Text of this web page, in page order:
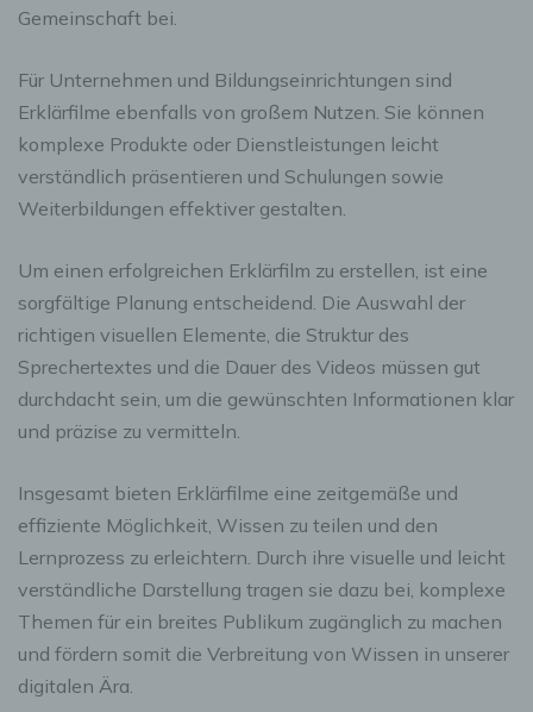
Gemeinschaft bei.
Für Unternehmen und Bildungseinrichtungen sind
Erklärfilme ebenfalls von großem Nutzen. Sie können
komplexe Produkte oder Dienstleistungen leicht
verständlich präsentieren und Schulungen sowie
Weiterbildungen effektiver gestalten.
Um einen erfolgreichen Erklärfilm zu erstellen, ist eine
sorgfältige Planung entscheidend. Die Auswahl der
richtigen visuellen Elemente, die Struktur des
Sprechertextes und die Dauer des Videos müssen gut
durchdacht sein, um die gewünschten Informationen klar
und präzise zu vermitteln.
Insgesamt bieten Erklärfilme eine zeitgemäße und
effiziente Möglichkeit, Wissen zu teilen und den
Lernprozess zu erleichtern. Durch ihre visuelle und leicht
verständliche Darstellung tragen sie dazu bei, komplexe
Themen für ein breites Publikum zugänglich zu machen
und fördern somit die Verbreitung von Wissen in unserer
digitalen Ära.